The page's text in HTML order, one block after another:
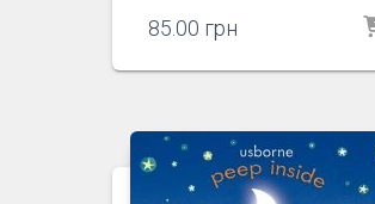
85.00 грн